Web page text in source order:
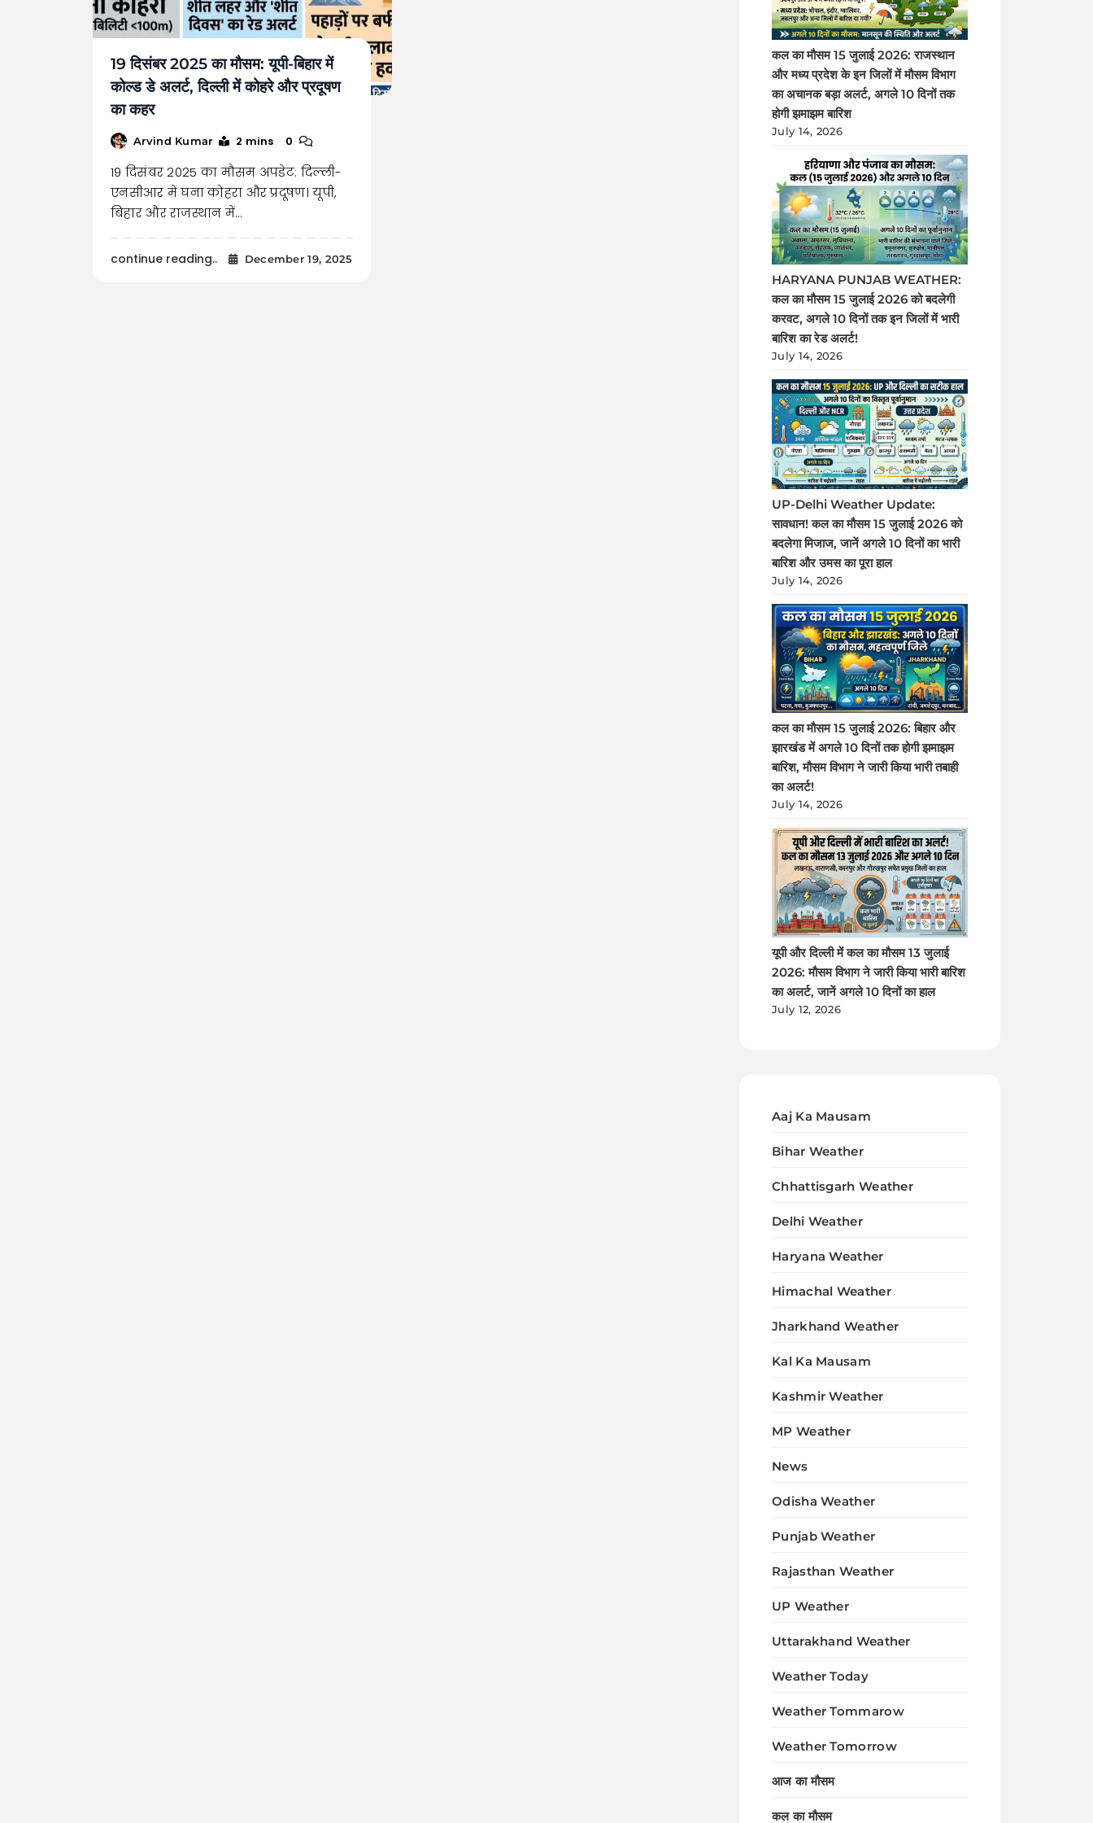
19 दिसंबर 2025 का मौसम: यूपी-बिहार में
कोल्ड डे अलर्ट, दिल्ली में कोहरे और प्रदूषण
का कहर
Arvind Kumar 2 mins 0
19 दिसंबर 2025 का मौसम अपडेट: दिल्ली-
एनसीआर में घना कोहरा और प्रदूषण। यूपी,
बिहार और राजस्थान में…
continue reading.. December 19, 2025
कल का मौसम 15 जुलाई 2026: राजस्थान
और मध्य प्रदेश के इन जिलों में मौसम विभाग
का अचानक बड़ा अलर्ट, अगले 10 दिनों तक
होगी झमाझम बारिश
July 14, 2026
HARYANA PUNJAB WEATHER:
कल का मौसम 15 जुलाई 2026 को बदलेगी
करवट, अगले 10 दिनों तक इन जिलों में भारी
बारिश का रेड अलर्ट!
July 14, 2026
UP-Delhi Weather Update:
सावधान! कल का मौसम 15 जुलाई 2026 को
बदलेगा मिजाज, जानें अगले 10 दिनों का भारी
बारिश और उमस का पूरा हाल
July 14, 2026
कल का मौसम 15 जुलाई 2026: बिहार और
झारखंड में अगले 10 दिनों तक होगी झमाझम
बारिश, मौसम विभाग ने जारी किया भारी तबाही
का अलर्ट!
July 14, 2026
यूपी और दिल्ली में कल का मौसम 13 जुलाई
2026: मौसम विभाग ने जारी किया भारी बारिश
का अलर्ट, जानें अगले 10 दिनों का हाल
July 12, 2026
Aaj Ka Mausam
Bihar Weather
Chhattisgarh Weather
Delhi Weather
Haryana Weather
Himachal Weather
Jharkhand Weather
Kal Ka Mausam
Kashmir Weather
MP Weather
News
Odisha Weather
Punjab Weather
Rajasthan Weather
UP Weather
Uttarakhand Weather
Weather Today
Weather Tommarow
Weather Tomorrow
आज का मौसम
कल का मौसम